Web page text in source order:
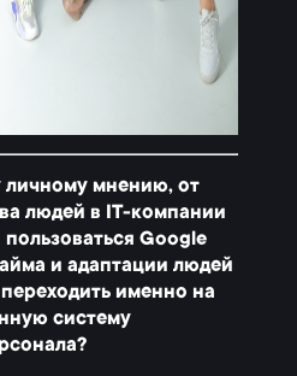
личному мнению, от
людей в IT-компании
Google
и адаптации людей
именно на
систему